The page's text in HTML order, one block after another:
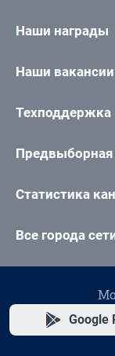
Наши награды
Наши вакансии
Техподдержка
Предвыборная
Статистика
Все города
Google